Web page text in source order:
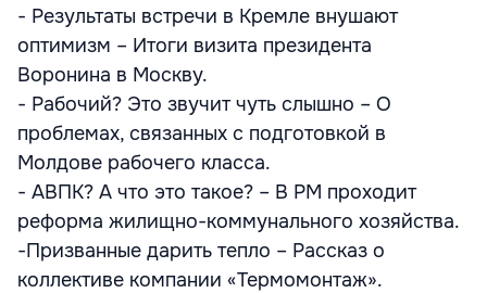
- Результаты встречи в Кремле внушают
оптимизм – Итоги визита президента
Воронина в Москву.
- Рабочий? Это звучит чуть слышно – О
проблемах, связанных с подготовкой в
Молдове рабочего класса.
- АВПК? А что это такое? – В РМ проходит
реформа жилищно-коммунального хозяйства.
-Призванные дарить тепло – Рассказ о
коллективе компании «Термомонтаж».